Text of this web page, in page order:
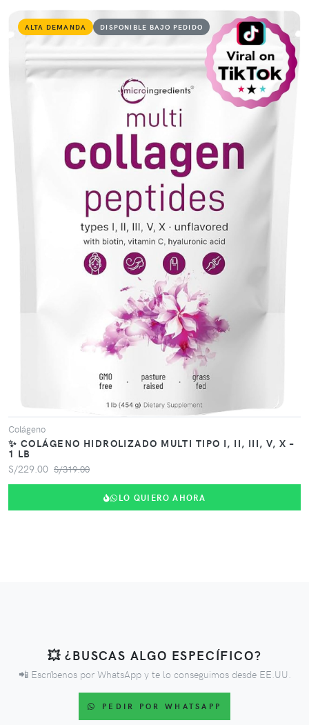
ALTA DEMANDA DISPONIBLE BAJO PEDIDO
VER PRODUCTO
Colágeno
✨ COLÁGENO HIDROLIZADO MULTI TIPO I, II, III, V, X –
1 LB
S/229.00 S/319.00
LO QUIERO AHORA
💥 ¿BUSCAS ALGO ESPECÍFICO?
📲 Escríbenos por WhatsApp y te lo conseguimos desde EE.UU.
PEDIR POR WHATSAPP